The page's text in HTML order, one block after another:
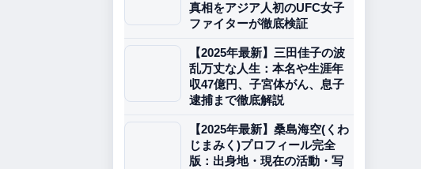
真相をアジア人初のUFC女子
ファイターが徹底検証
【2025年最新】三田佳子の波
乱万丈な人生：本名や生涯年
収47億円、子宮体がん、息子
逮捕まで徹底解説
【2025年最新】桑島海空(くわ
じまみく)プロフィール完全
版：出身地・現在の活動・写